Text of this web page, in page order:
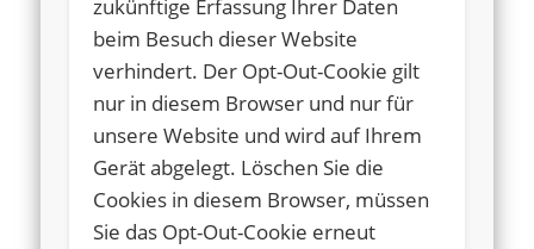
zukünftige Erfassung Ihrer Daten
beim Besuch dieser Website
verhindert. Der Opt-Out-Cookie gilt
nur in diesem Browser und nur für
unsere Website und wird auf Ihrem
Gerät abgelegt. Löschen Sie die
Cookies in diesem Browser, müssen
Sie das Opt-Out-Cookie erneut